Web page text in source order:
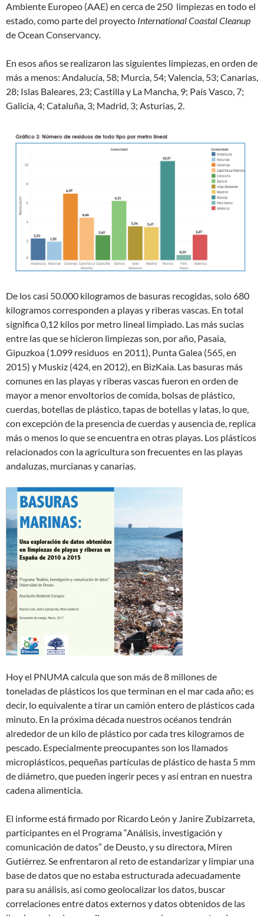
Ambiente Europeo (AAE) en cerca de 250 limpiezas en todo el
estado, como parte del proyecto International Coastal Cleanup
de Ocean Conservancy.
En esos años se realizaron las siguientes limpiezas, en orden de
más a menos: Andalucía, 58; Murcia, 54; Valen­cia, 53; Canarias,
28; Islas Baleares, 23; Castilla y La Mancha, 9; País Vasco, 7;
Galicia, 4; Cataluña, 3; Ma­drid, 3; Asturias, 2.
De los casi 50.000 kilogramos de basuras recogidas, solo 680
kilogramos corresponden a playas y riberas vascas. En total
significa 0,12 kilos por metro lineal limpiado. Las más sucias
entre las que se hicieron limpiezas son, por año, Pasaia,
Gipuzkoa (1.099 residuos en 2011), Punta Galea (565, en
2015) y Muskiz (424, en 2012), en BizKaia. Las basuras más
comunes en las playas y riberas vascas fueron en orden de
mayor a menor envoltorios de comida, bolsas de plástico,
cuerdas, botellas de plástico, tapas de botellas y latas, lo que,
con excepción de la presencia de cuerdas y ausencia de, replica
más o menos lo que se encuentra en otras playas. Los plásticos
relacionados con la agricultura son frecuentes en las playas
andaluzas, murcianas y canarias.
Hoy el PNUMA calcula que son más de 8 millones de
toneladas de plásticos los que ter­minan en el mar cada año; es
decir, lo equivalente a tirar un camión entero de plásticos cada
minuto. En la próxima década nuestros océanos tendrán
alrededor de un kilo de plástico por cada tres kilogramos de
pescado. Especialmente preocupantes son los llamados
microplásticos, pequeñas partículas de plástico de hasta 5 mm
de diámetro, que pueden ingerir peces y así entran en nuestra
cadena alimenticia.
El informe está firmado por Ricardo León y Janire Zubizarreta,
participantes en el Programa “Análisis, investigación y
comunicación de datos” de Deusto, y su directora, Miren
Gutiérrez. Se enfrentaron al reto de estandarizar y limpiar una
base de datos que no estaba estructurada adecuadamente
para su análisis, así como geolocalizar los datos, buscar
correlaciones entre datos externos y datos obtenidos de las